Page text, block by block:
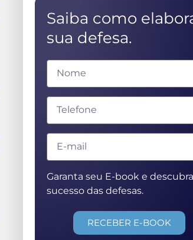
Saiba como
sua defesa.
Garanta seu E-book e
sucesso das defesas.
RECEBER E-BOOK